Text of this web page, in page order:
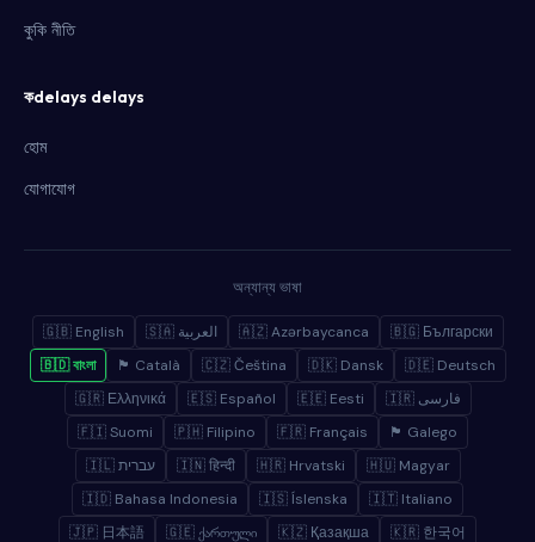
কুকি নীতি
কdelays delays
হোম
যোগাযোগ
অন্যান্য ভাষা
🇬🇧 English 🇸🇦 العربية 🇦🇿 Azərbaycanca
🇧🇬 Български
🇧🇩 বাংলা
🏴 Català 🇨🇿 Čeština 🇩🇰 Dansk
🇩🇪 Deutsch
🇬🇷 Ελληνικά
🇪🇸 Español 🇪🇪 Eesti
🇮🇷 فارسی
🇫🇮 Suomi
🇵🇭 Filipino 🇫🇷 Français
🏴 Galego
🇮🇱 עברית
🇮🇳 हिन्दी 🇭🇷 Hrvatski
🇭🇺 Magyar
🇮🇩 Bahasa Indonesia
🇮🇸 Íslenska
🇮🇹 Italiano
🇯🇵 日本語
🇬🇪 ქართული 🇰🇿 Қазақша 🇰🇷 한국어